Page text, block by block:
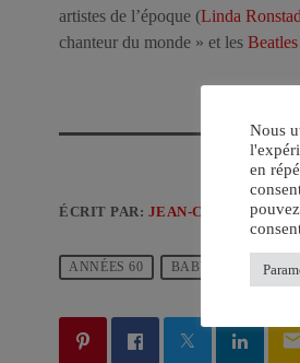
artistes de l’époque (Linda
chanteur du monde » et les Beatles
ÉCRIT PAR: JEAN-CLAUDE
ANNÉES 60 BABY BOOMERS
Nous
en